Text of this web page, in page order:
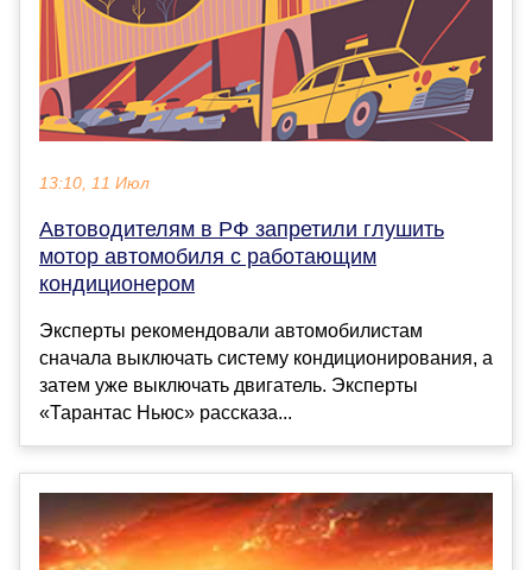
13:10, 11 Июл
Автоводителям в РФ запретили глушить
мотор автомобиля с работающим
кондиционером
Эксперты рекомендовали автомобилистам
сначала выключать систему кондиционирования, а
затем уже выключать двигатель. Эксперты
«Тарантас Ньюс» рассказа...